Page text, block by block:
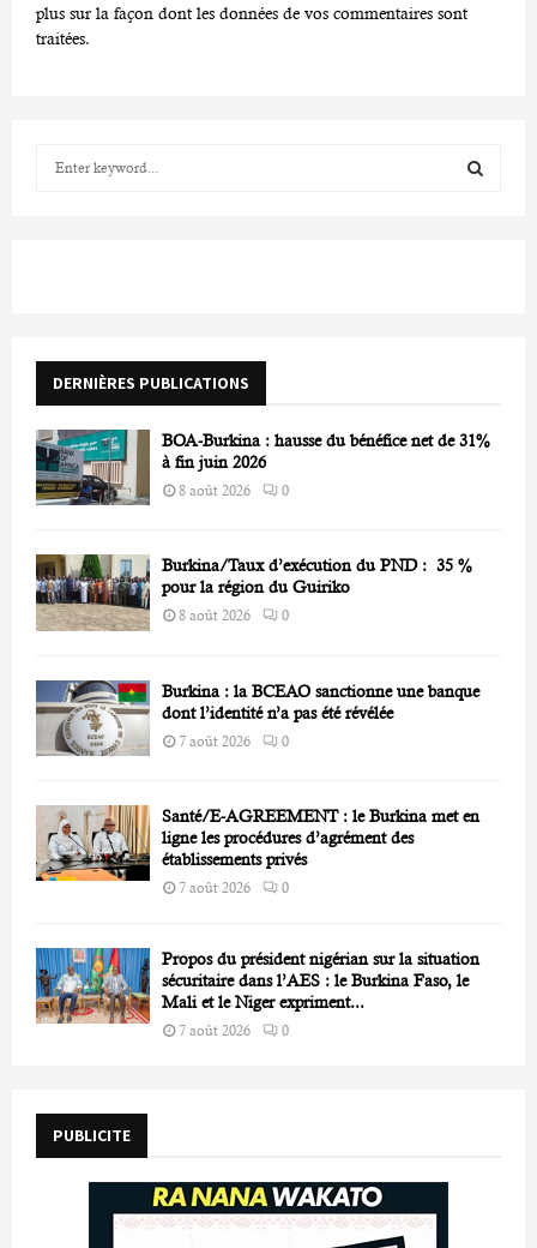
plus sur la façon dont les données de vos commentaires sont
traitées.
r
DERNIÈRES PUBLICATIONS
BOA-Burkina : hausse du bénéfice net de 31%
à fin juin 2026
8 août 2026 0
Burkina/Taux d’exécution du PND : 35 %
pour la région du Guiriko
8 août 2026 0
Burkina : la BCEAO sanctionne une banque
dont l’identité n’a pas été révélée
7 août 2026 0
Santé/E-AGREEMENT : le Burkina met en
ligne les procédures d’agrément des
établissements privés
7 août 2026 0
Propos du président nigérian sur la situation
sécuritaire dans l’AES : le Burkina Faso, le
Mali et le Niger expriment...
7 août 2026 0
PUBLICITE